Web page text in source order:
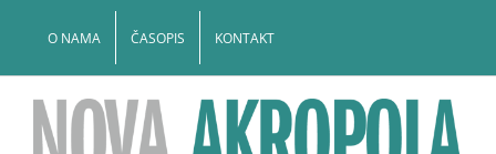
O NAMA ČASOPIS KONTAKT